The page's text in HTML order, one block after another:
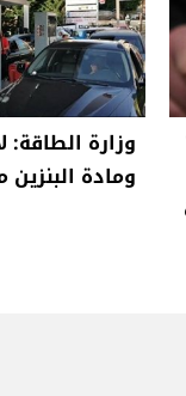
وزارة الطاقة:
ومادة البنزين